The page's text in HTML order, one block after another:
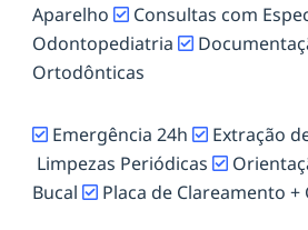
Aparelho
Consultas com
Odontopediatria
Ortodônticas
Emergência 24h
Extração
Limpezas Periódicas
Bucal
Placa de Clareamento +